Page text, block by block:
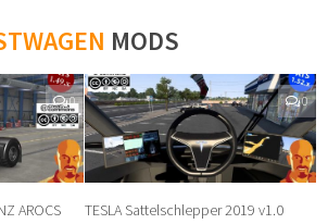
MODS
0
AROCS
0
TESLA Sattelschlepper 2019 v1.0